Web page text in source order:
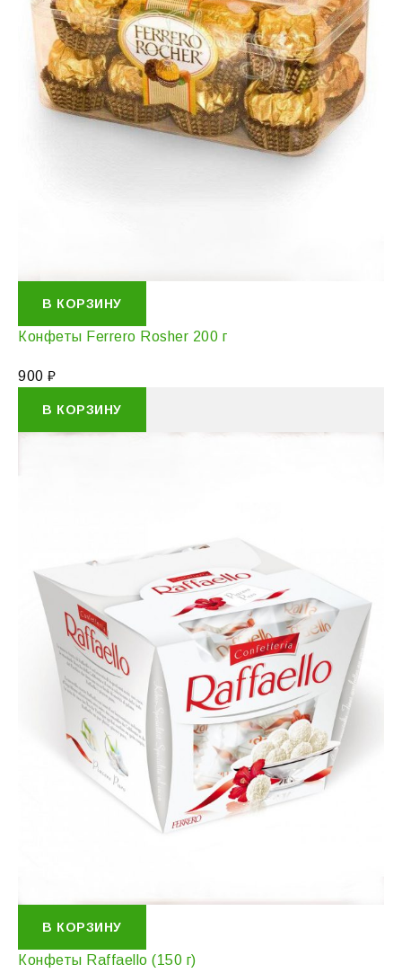
В КОРЗИНУ
Конфеты Ferrero Rosher 200 г
900 ₽
В КОРЗИНУ
В КОРЗИНУ
Конфеты Raffaello (150 г)